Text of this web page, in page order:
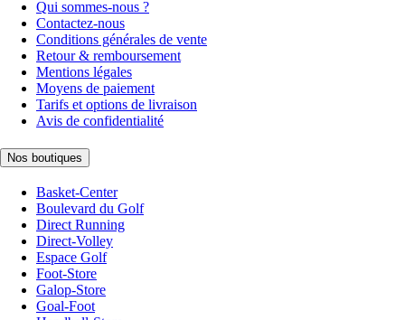
Qui sommes-nous ?
Contactez-nous
Conditions générales de vente
Retour & remboursement
Mentions légales
Moyens de paiement
Tarifs et options de livraison
Avis de confidentialité
Nos boutiques
Basket-Center
Boulevard du Golf
Direct Running
Direct-Volley
Espace Golf
Foot-Store
Galop-Store
Goal-Foot